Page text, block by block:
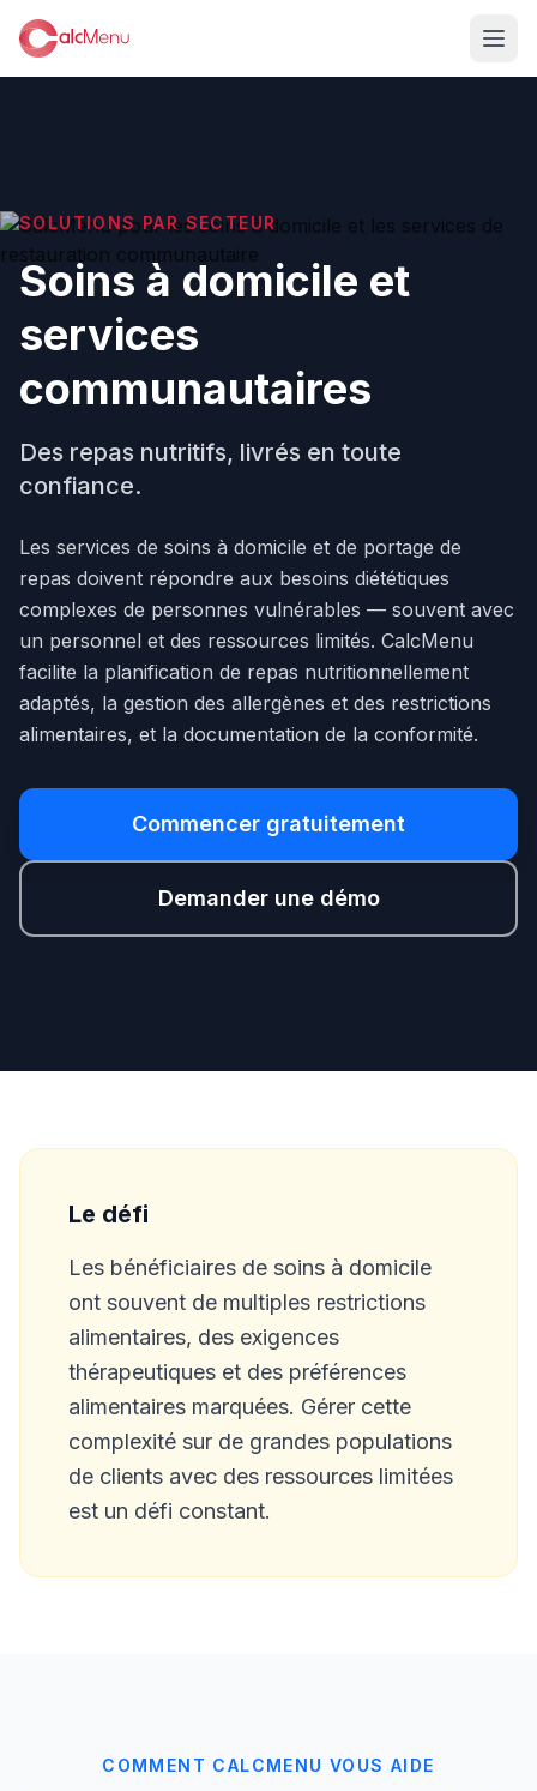
SOLUTIONS PAR SECTEUR
Soins à domicile et
services
communautaires
Des repas nutritifs, livrés en toute
confiance.
Les services de soins à domicile et de portage de
repas doivent répondre aux besoins diététiques
complexes de personnes vulnérables — souvent avec
un personnel et des ressources limités. CalcMenu
facilite la planification de repas nutritionnellement
adaptés, la gestion des allergènes et des restrictions
alimentaires, et la documentation de la conformité.
Commencer gratuitement
Demander une démo
Le défi
Les bénéficiaires de soins à domicile
ont souvent de multiples restrictions
alimentaires, des exigences
thérapeutiques et des préférences
alimentaires marquées. Gérer cette
complexité sur de grandes populations
de clients avec des ressources limitées
est un défi constant.
COMMENT CALCMENU VOUS AIDE